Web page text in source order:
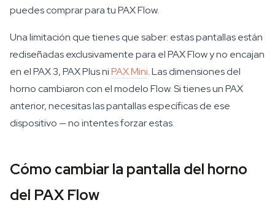
puedes comprar para tu PAX Flow.
Una limitación que tienes que saber: estas pantallas están
rediseñadas exclusivamente para el PAX Flow y no encajan
en el PAX 3, PAX Plus niPAX Mini. Las dimensiones del
horno cambiaron con el modelo Flow. Si tienes un PAX
anterior, necesitas las pantallas específicas de ese
dispositivo — no intentes forzar estas.
Cómo cambiar la pantalla del horno
del PAX Flow